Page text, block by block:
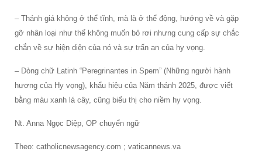
– Thánh giá không ở thể tĩnh, mà là ở thể động, hướng về và gặp
gỡ nhân loại như thể không muốn bỏ rơi nhưng cung cấp sự chắc
chắn về sự hiện diện của nó và sự trấn an của hy vọng.
– Dòng chữ Latinh “Peregrinantes in Spem” (Những người hành
hương của Hy vọng), khẩu hiệu của Năm thánh 2025, được viết
bằng màu xanh lá cây, cũng biểu thị cho niềm hy vọng.
Nt. Anna Ngọc Diệp, OP chuyển ngữ
Theo: catholicnewsagency.com ; vaticannews.va